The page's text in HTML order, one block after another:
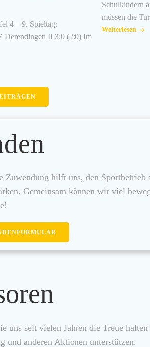
4 – 9. Spieltag:
Derendingen II 3:0 (2:0) Im
Schulkindern
müssen die
Weiterlesen
Zuwendung hilft uns, den Sportbetrieb
Gemeinsam können wir viel
uns seit vielen Jahren die Treue
und anderen Aktionen unterstützen.